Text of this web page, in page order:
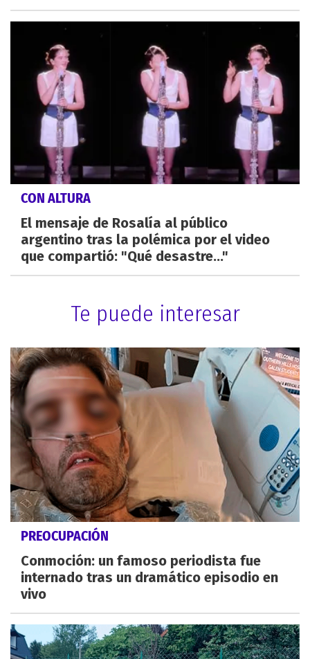
CON ALTURA
El mensaje de Rosalía al público
argentino tras la polémica por el video
que compartió: "Qué desastre..."
Te puede interesar
PREOCUPACIÓN
Conmoción: un famoso periodista fue
internado tras un dramático episodio en
vivo